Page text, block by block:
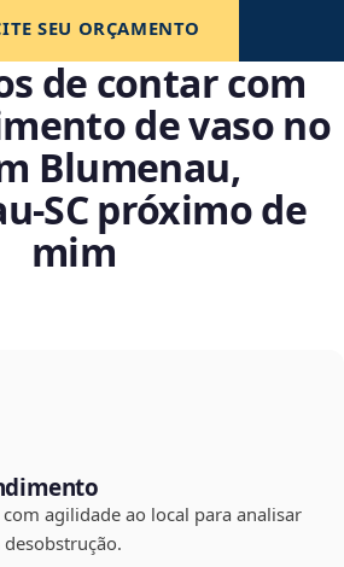
SEU ORÇAMENTO
de contar com
de vaso no
Blumenau,
próximo de
mim
agilidade ao local para analisar